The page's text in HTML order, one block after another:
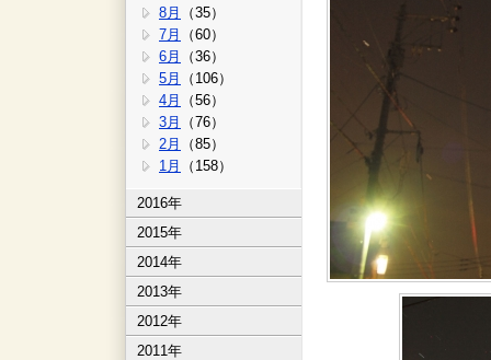
8月
（35）
7月
（60）
6月
（36）
5月
（106）
4月
（56）
3月
（76）
2月
（85）
1月
（158）
2016年
2015年
2014年
2013年
2012年
2011年